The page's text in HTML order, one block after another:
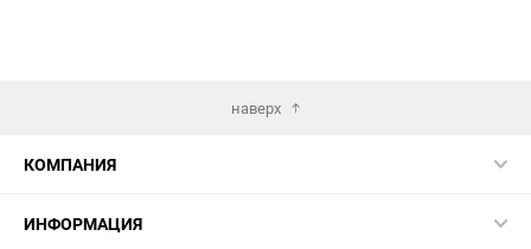
наверх
КОМПАНИЯ
ИНФОРМАЦИЯ